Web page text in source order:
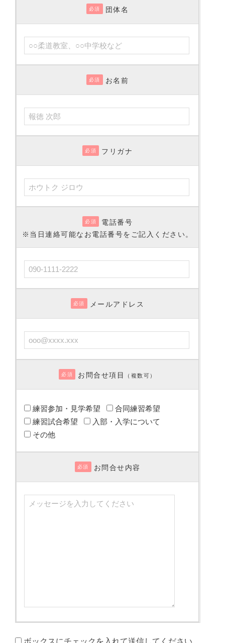
必須 団体名
必須 お名前
必須 フリガナ
必須
電話番号
※当日連絡可能なお電話番号をご記入ください。
必須 メールアドレス
必須 お問合せ項目 （複数可）
練習参加・見学希望
合同練習希望
練習試合希望
入部・入学について
その他
必須 お問合せ内容
ボックスにチェックを入れて送信してください